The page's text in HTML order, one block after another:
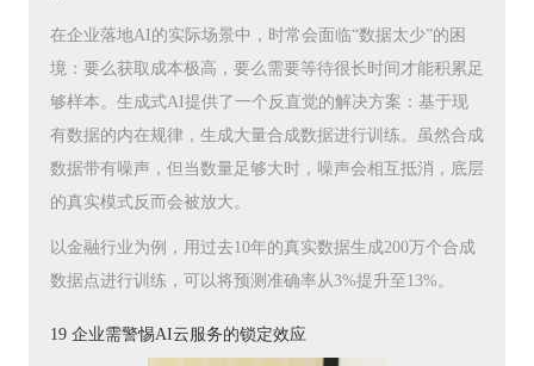
在企业落地AI的实际场景中，时常会面临“数据太少”的困
境：要么获取成本极高，要么需要等待很长时间才能积累足
够样本。生成式AI提供了一个反直觉的解决方案：基于现
有数据的内在规律，生成大量合成数据进行训练。虽然合成
数据带有噪声，但当数量足够大时，噪声会相互抵消，底层
的真实模式反而会被放大。
以金融行业为例，用过去10年的真实数据生成200万个合成
数据点进行训练，可以将预测准确率从3%提升至13%。
19 企业需警惕AI云服务的锁定效应